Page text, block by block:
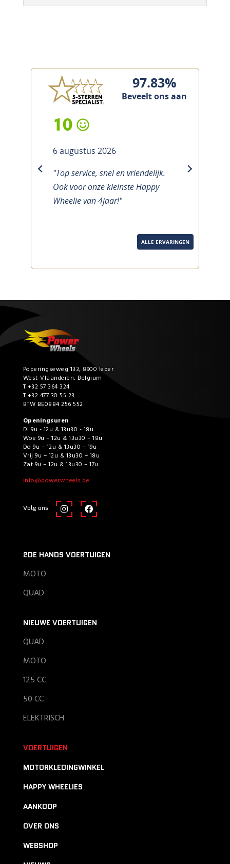
97.83%
Beveelt ons aan
10
6 augustus 2026
"Top service, snel en vriendelijk.
Ook voor onze kleinste Happy
Wheelie van 4jaar!"
previous next
ALLE ERVARINGEN
Poperingseweg 133, 8900 Ieper
West-Vlaanderen, Belgium
T +32 57 364 324
T +32 477 30 55 23
BTW BE0884 256 552
Openingsuren
Di 9u - 12u & 13u30 - 18u
Woe 9u – 12u & 13u30 – 18u
Do 9u – 12u & 13u30 – 19u
Vrij 9u – 12u & 13u30 – 18u
Zat 9u – 12u & 13u30 – 17u
info@powerwheels.be
Volg ons
2DE HANDS VOERTUIGEN
MOTO
QUAD
NIEUWE VOERTUIGEN
QUAD
MOTO
125 CC
50 CC
ELEKTRISCH
VOERTUIGEN
MOTORKLEDINGWINKEL
HAPPY WHEELIES
AANKOOP
OVER ONS
WEBSHOP